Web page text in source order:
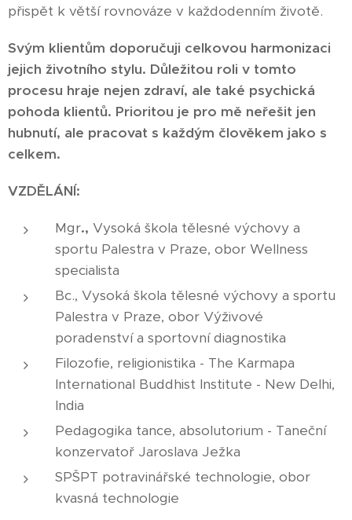
přispět k větší rovnováze v každodenním životě.
Svým klientům doporučuji celkovou harmonizaci
jejich životního stylu. Důležitou roli v tomto
procesu hraje nejen zdraví, ale také psychická
pohoda klientů. Prioritou je pro mě neřešit jen
hubnutí, ale pracovat s každým člověkem jako s
celkem.
VZDĚLÁNÍ:
Mgr., Vysoká škola tělesné výchovy a
sportu Palestra v Praze, obor Wellness
specialista
Bc., Vysoká škola tělesné výchovy a sportu
Palestra v Praze, obor Výživové
poradenství a sportovní diagnostika
Filozofie, religionistika - The Karmapa
International Buddhist Institute - New Delhi,
India
Pedagogika tance, absolutorium - Taneční
konzervatoř Jaroslava Ježka
SPŠPT potravinářské technologie, obor
kvasná technologie